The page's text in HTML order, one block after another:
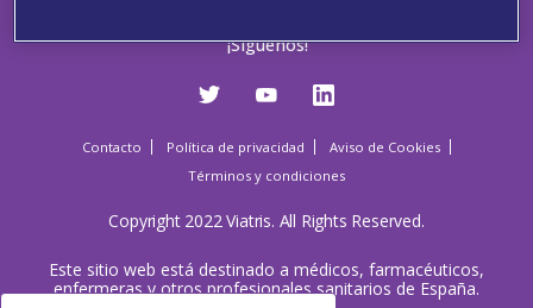
¡Síguenos!
Contacto Política de privacidad
Aviso de Cookies
Términos y condiciones
Copyright 2022 Viatris. All Rights Reserved.
Este sitio web está destinado a médicos, farmacéuticos,
enfermeras y otros profesionales sanitarios de España.